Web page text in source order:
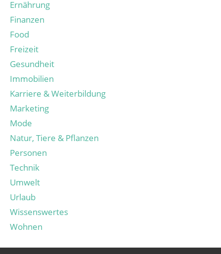
Ernährung
Finanzen
Food
Freizeit
Gesundheit
Immobilien
Karriere & Weiterbildung
Marketing
Mode
Natur, Tiere & Pflanzen
Personen
Technik
Umwelt
Urlaub
Wissenswertes
Wohnen